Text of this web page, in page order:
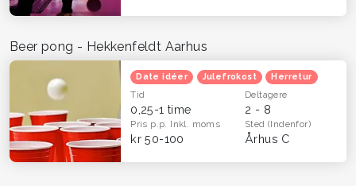
Beer pong - Hekkenfeldt Aarhus
Date idéer Julefrokost Herretur
Tid
0,25-1 time
Deltagere
2 - 8
Pris p.p. Inkl. moms
kr 50-100
Sted(Indenfor)
Århus C